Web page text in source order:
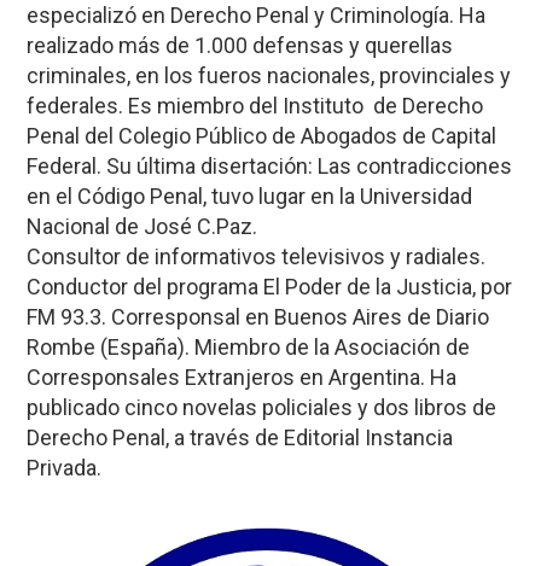
especializó en Derecho Penal y Criminología. Ha
realizado más de 1.000 defensas y querellas
criminales, en los fueros nacionales, provinciales y
federales. Es miembro del Instituto de Derecho
Penal del Colegio Público de Abogados de Capital
Federal. Su última disertación: Las contradicciones
en el Código Penal, tuvo lugar en la Universidad
Nacional de José C.Paz.
Consultor de informativos televisivos y radiales.
Conductor del programa El Poder de la Justicia, por
FM 93.3. Corresponsal en Buenos Aires de Diario
Rombe (España). Miembro de la Asociación de
Corresponsales Extranjeros en Argentina. Ha
publicado cinco novelas policiales y dos libros de
Derecho Penal, a través de Editorial Instancia
Privada.